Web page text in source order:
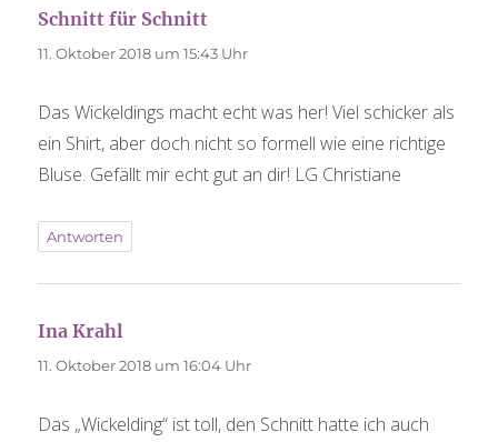
Schnitt für Schnitt
11. Oktober 2018 um 15:43 Uhr
Das Wickeldings macht echt was her! Viel schicker als
ein Shirt, aber doch nicht so formell wie eine richtige
Bluse. Gefällt mir echt gut an dir! LG Christiane
Antworten
Ina Krahl
11. Oktober 2018 um 16:04 Uhr
Das „Wickelding“ ist toll, den Schnitt hatte ich auch